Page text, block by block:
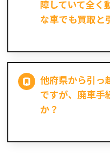
障していて全く
な車でも買取と
他府県から引っ
ですが、廃車手
か？